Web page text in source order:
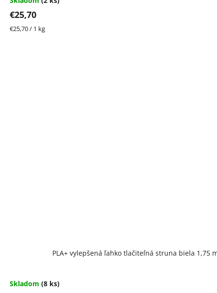
€25,70
Jednotková
€25,70 / 1 kg
PLA+ vylepšená ľahko tlačiteľná struna biela 1,75
Skladom (8 ks)